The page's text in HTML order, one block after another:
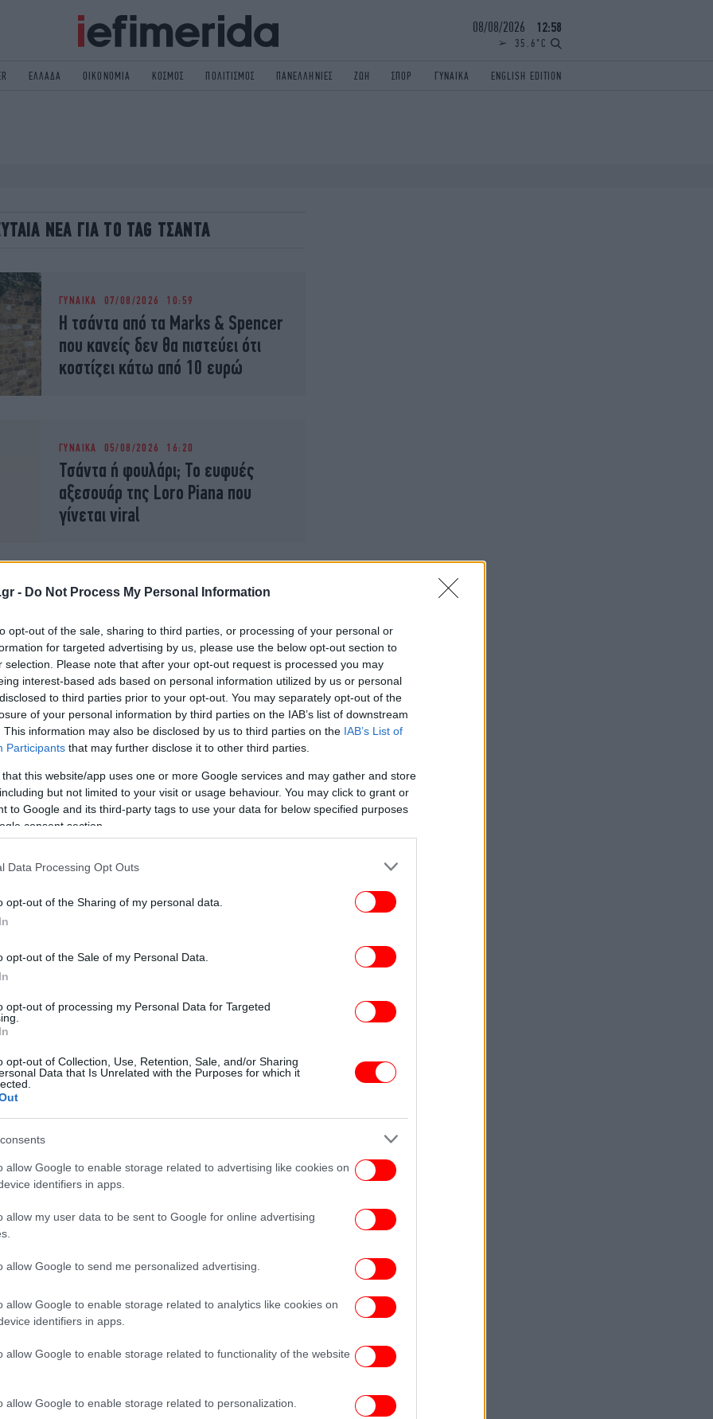
- Do Not Process My Personal Information
opt-out of the sale, sharing to third parties, or processing of your personal or
for targeted advertising by us, please use the below opt-out section to
selection. Please note that after your opt-out request is processed you may
interest-based ads based on personal information utilized by us or personal
to third parties prior to your opt-out. You may separately opt-out of the
of your personal information by third parties on the IAB’s list of downstream
This information may also be disclosed by us to third parties on the IAB’s List of
Participants that may further disclose it to other third parties.
that this website/app uses one or more Google services and may gather and store
but not limited to your visit or usage behaviour. You may click to grant or
to Google and its third-party tags to use your data for below specified purposes
consent section.
Data Processing Opt Outs
opt-out of the Sharing of my personal data.
opt-out of the Sale of my Personal Data.
opt-out of processing my Personal Data for Targeted
opt-out of Collection, Use, Retention, Sale, and/or Sharing
Data that Is Unrelated with the Purposes for which it
allow Google to enable storage related to advertising like cookies on
identifiers in apps.
allow my user data to be sent to Google for online advertising
allow Google to send me personalized advertising.
allow Google to enable storage related to analytics like cookies on
identifiers in apps.
allow Google to enable storage related to functionality of the website
allow Google to enable storage related to personalization.
08/08/2026 12:58
35.6°C
ΕΛΛΑΔΑ ΟΙΚΟΝΟΜΙΑ ΚΟΣΜΟΣ ΠΟΛΙΤΙΣΜΟΣ ΠΑΝΕΛΛΗΝΙΕΣ ΖΩΗ ΣΠΟΡ ΓΥΝΑΙΚΑ ENGLISH EDITION
PODCAST
OCEAN
ΝΕΑ ΓΙΑ ΤΟ TAG ΤΣΑΝΤΑ
ΓΥΝΑΙΚΑ 07/08/2026 10:59
Η τσάντα από τα Marks & Spencer
που κανείς δεν θα πιστεύει ότι
κοστίζει κάτω από 10 ευρώ
ΓΥΝΑΙΚΑ 05/08/2026 16:20
Τσάντα ή φουλάρι; Το ευφυές
αξεσουάρ της Loro Piana που
γίνεται viral
Αυτή είναι η τσάντα-πορτοφόλι
που λατρεύουν οι fashionistas
ΖΩΗ 31/07/2026 09:27
Ξεχάστε τα Labubu: Το Mirumi
τσάντας -Ένα «ντροπαλό και
περίεργο» ρομποτάκι
Η βασίλισσα Λετίθια με την πλεκτή
αναβαθμίζει κάθε look [εικόνα]
Οι 4 πλεκτές τσάντες από τα
Mango που θα δώσουν boho αέρα
ΕΛΛΑΔΑ 16/07/2026 15:26
Τα ντοκουμέντα με τις τσάντες
-Οι φωτό από τις διακοπές που
ΓΥΝΑΙΚΑ 30/06/2026 10:55
Η πιο ιδιαίτερη τσάντα από τα Zara
που αναβαθμίζει ακόμα και το πιο
με όλα